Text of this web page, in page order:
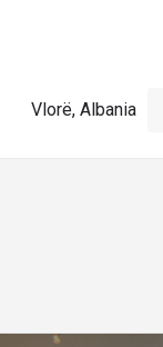
Vlorë, Albania